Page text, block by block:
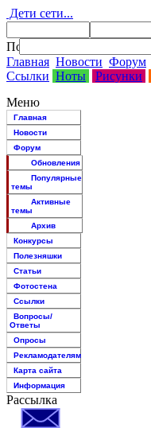
Дети сети...
Главная Новости Форум
Ссылки Ноты Рисунки
Меню
Главная
Новости
Форум
Обновления
Популярные
темы
Активные
темы
Архив
Конкурсы
Полезняшки
Статьи
Фотостена
Ссылки
Вопросы/
Ответы
Опросы
Рекламодателям
Карта сайта
Информация
Рассылка